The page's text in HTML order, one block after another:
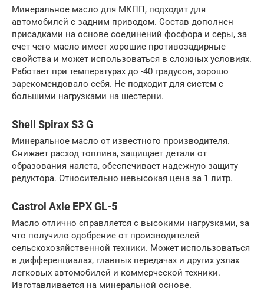
Минеральное масло для МКПП, подходит для
автомобилей с задним приводом. Состав дополнен
присадками на основе соединений фосфора и серы, за
счет чего масло имеет хорошие противозадирные
свойства и может использоваться в сложных условиях.
Работает при температурах до -40 градусов, хорошо
зарекомендовало себя. Не подходит для систем с
большими нагрузками на шестерни.
Shell Spirax S3 G
Минеральное масло от известного производителя.
Снижает расход топлива, защищает детали от
образования налета, обеспечивает надежную защиту
редуктора. Относительно невысокая цена за 1 литр.
Castrol Axle EPX GL-5
Масло отлично справляется с высокими нагрузками, за
что получило одобрение от производителей
сельскохозяйственной техники. Может использоваться
в дифференциалах, главных передачах и других узлах
легковых автомобилей и коммерческой техники.
Изготавливается на минеральной основе.